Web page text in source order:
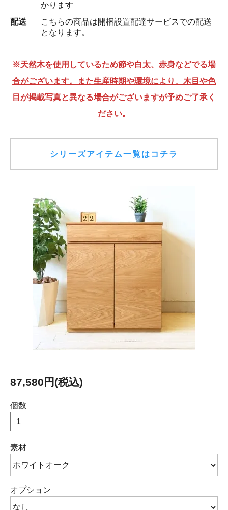
かります
配送
こちらの商品は開梱設置配達サービスでの配送
となります。
※天然木を使用しているため節や白太、赤身などでる場
合がございます。また生産時期や環境により、木目や色
目が掲載写真と異なる場合がございますが予めご了承く
ださい。
シリーズアイテム一覧はコチラ
87,580円(税込)
個数
素材
オプション